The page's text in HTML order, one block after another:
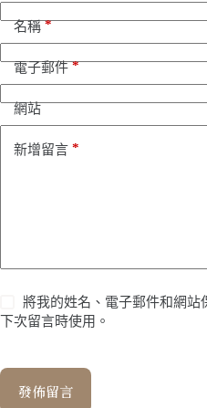
名稱*
電子郵件*
網站
新增留言 *
將我的姓名、電子郵件和網站
下次留言時使用。
發佈留言